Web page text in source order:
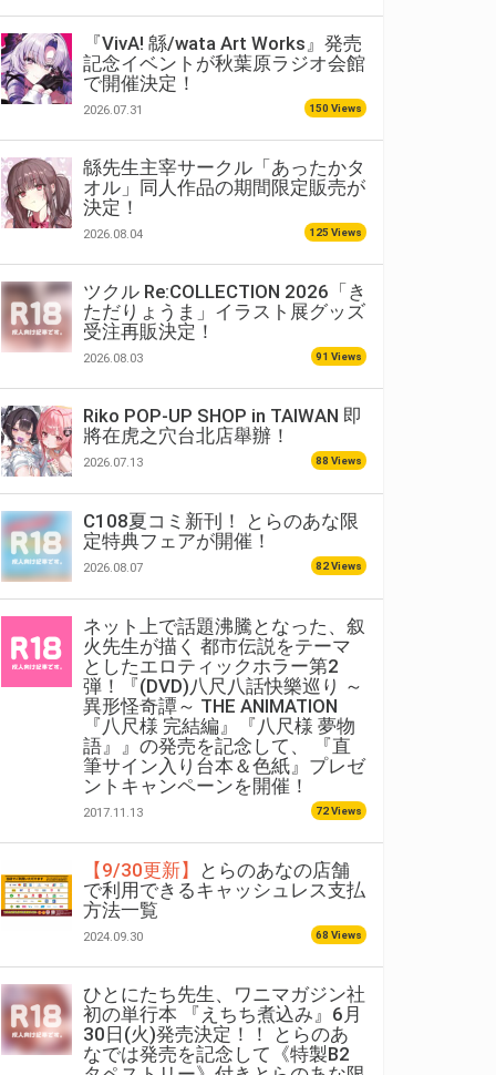
『VivA! 緜/wata Art Works』発売
記念イベントが秋葉原ラジオ会館
で開催決定！
2026.07.31 150 Views
緜先生主宰サークル「あったかタ
オル」同人作品の期間限定販売が
決定！
2026.08.04 125 Views
ツクル Re:COLLECTION 2026「き
ただりょうま」イラスト展グッズ
受注再販決定！
2026.08.03 91 Views
Riko POP-UP SHOP in TAIWAN 即
將在虎之穴台北店舉辦！
2026.07.13 88 Views
C108夏コミ新刊！ とらのあな限
定特典フェアが開催！
2026.08.07 82 Views
ネット上で話題沸騰となった、叙
火先生が描く 都市伝説をテーマ
としたエロティックホラー第2
弾！『(DVD)八尺八話快樂巡り ～
異形怪奇譚～ THE ANIMATION
『八尺様 完結編』『八尺様 夢物
語』』の発売を記念して、 『直
筆サイン入り台本＆色紙』プレゼ
ントキャンペーンを開催！
2017.11.13 72 Views
【9/30更新】
とらのあなの店舗
で利用できるキャッシュレス支払
方法一覧
2024.09.30 68 Views
ひとにたち先生、ワニマガジン社
初の単行本 『えちち煮込み』6月
30日(火)発売決定！！ とらのあ
なでは発売を記念して《特製B2